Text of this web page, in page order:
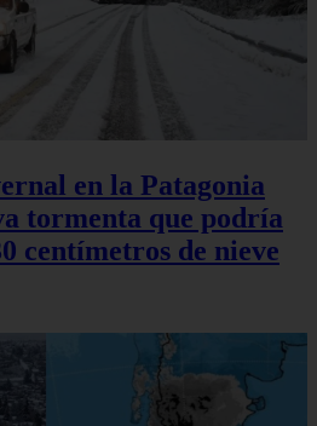
en la Patagonia
tormenta que podría
centímetros de nieve